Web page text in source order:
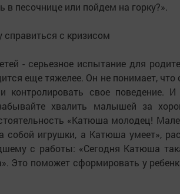
в песочнице или пойдем на горку?».
справиться с кризисом
- серьезное испытание для
еще тяжелее. Он не понимает, что
контролировать свое поведение.
хвалить малышей за
«Катюша молодец!
собой игрушки, а Катюша умеет»,
с работы: «Сегодня Катюша
Это поможет сформировать у